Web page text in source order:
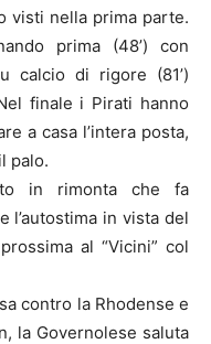
visti nella prima parte.
prima (48’) con
calcio di rigore (81’)
finale i Pirati hanno
a casa l’intera posta,
palo.
in rimonta che fa
l’autostima in vista del
al “Vicini” col
contro la Rhodense e
la Governolese saluta